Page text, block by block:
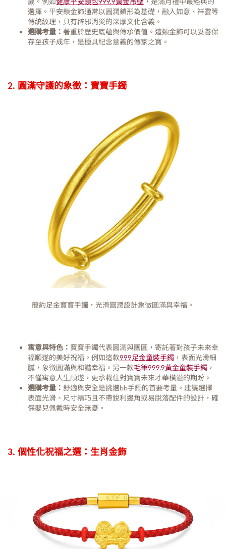
選擇。平安鎖金飾通常以圓潤鎖形為基礎，融入如意、祥雲等
傳統紋理，具有辟邪消災的深厚文化含義。
選購考量： 著重於歷史底蘊與傳承價值。這類金飾可以妥善保
存至孩子成年，是極具紀念意義的傳家之寶。
2. 圓滿守護的象徵：寶寶手鐲
簡約足金寶寶手鐲，光滑圓潤設計象徵圓滿與幸福。
寓意與特色： 寶寶手鐲代表圓滿與團圓，寄託著對孩子未來幸
福順遂的美好祝福。例如這款999足金童裝手鐲 ，表面光滑細
膩，象徵圓滿與和諧幸福。另一款毛筆999.9黃金童裝手鐲 ，
不僅寓意人生順遂，更承載住對寶寶未來才華橫溢的期盼。
選購考量： 舒適與安全是挑選bb手鐲的首要考量。建議選擇
表面光滑、尺寸精巧且不帶銳利邊角或易脫落配件的設計，確
保嬰兒佩戴時安全無憂。
3. 個性化祝福之選：生肖金飾